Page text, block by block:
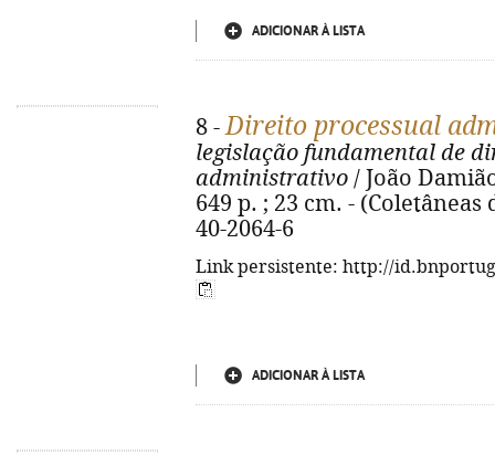
ADICIONAR À LISTA
8 -Direito processual
legislação fundamental de
administrativo / João
649 p. ; 23 cm. - (Coletâneas
40-2064-6
Link persistente: http://
ADICIONAR À LISTA